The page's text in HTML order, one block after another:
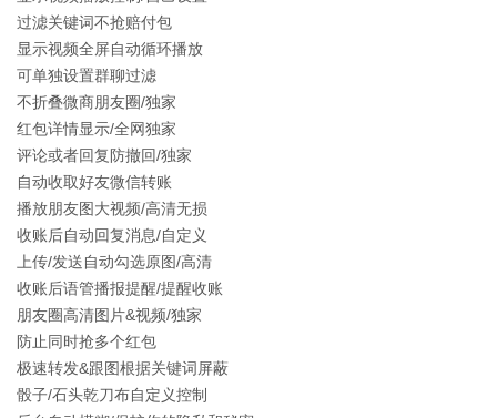
过滤关键词不抢赔付包
显示视频全屏自动循环播放
可单独设置群聊过滤
不折叠微商朋友圈/独家
红包详情显示/全网独家
评论或者回复防撤回/独家
自动收取好友微信转账
播放朋友图大视频/高清无损
收账后自动回复消息/自定义
上传/发送自动勾选原图/高清
收账后语管播报提醒/提醒收账
朋友圈高清图片&视频/独家
防止同时抢多个红包
极速转发&跟图根据关键词屏蔽
骰子/石头乾刀布自定义控制